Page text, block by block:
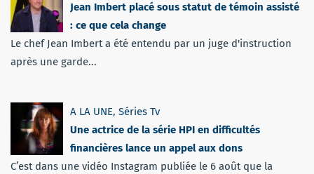
Jean Imbert placé sous statut de témoin assisté
: ce que cela change
Le chef Jean Imbert a été entendu par un juge d'instruction
après une garde...
A LA UNE, Séries Tv
Une actrice de la série HPI en difficultés
financières lance un appel aux dons
C’est dans une vidéo Instagram publiée le 6 août que la